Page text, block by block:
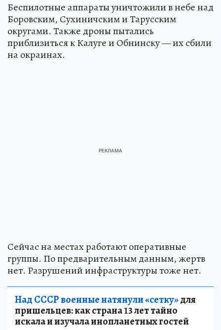
Беспилотные аппараты уничтожили в небе над
Боровским, Сухиничским и Тарусским
округами. Также дроны пытались
приблизиться к Калуге и Обнинску — их сбили
на окраинах.
Сейчас на местах работают оперативные
группы. По предварительным данным, жертв
нет. Разрушений инфраструктуры тоже нет.
Над СССР военные натянули «сетку»для
пришельцев: как страна 13 лет тайно
искала и изучала инопланетных гостей